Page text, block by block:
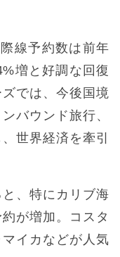
線予約数は前年
増と好調な回復
では、今後国境
バウンド旅行、
世界経済を牽引
、特にカリブ海
が増加。コスタ
イカなどが人気